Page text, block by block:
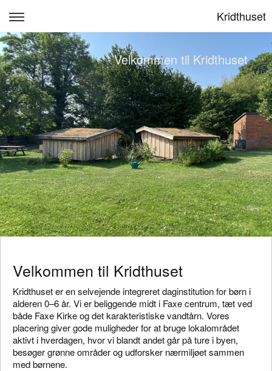
Kridthuset
Om os
Praktiske informationer
Vi arbejder med
Bestyrelse
Politikker, læreplan, tilsyn m.m.
Log ind
Velkommen til Kridthuset
Velkommen til Kridthuset
Kridthuset er en selvejende integreret daginstitution for børn i
alderen 0–6 år. Vi er beliggende midt i Faxe centrum, tæt ved
både Faxe Kirke og det karakteristiske vandtårn. Vores
placering giver gode muligheder for at bruge lokalområdet
aktivt i hverdagen, hvor vi blandt andet går på ture i byen,
besøger grønne områder og udforsker nærmiljøet sammen
med børnene.